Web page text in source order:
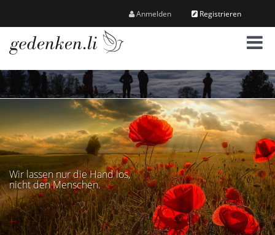
Anmelden Registrieren
M
e
n
ü
Wir lassen nur die Hand los,
nicht den Menschen.